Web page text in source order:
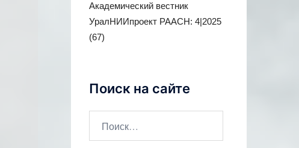
Академический вестник
УралНИИпроект РААСН: 4|2025
(67)
Поиск на сайте